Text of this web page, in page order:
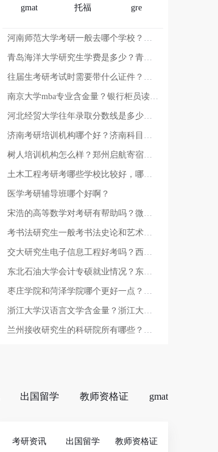
gmat
托福 gre
河南师范大学考研一般去哪个学校？河南师范大学有几个校区及校区地址，哪个校区最好？
青岛海洋大学研究生学费是多少？青岛考研哪个学校容易考上？
往届生考研考试时需要带什么证件？考研报名证件照要求？
南京大学mba专业含金量？银行柜员读非全日制硕士有用吗？
河北经贸大学往年录取分数线是多少？河北经贸大学审计专硕好考吗
济南考研培训机构哪个好？济南科目二考试费用？
树人培训机构怎么样？郑州启航寄宿考研辅导班多少费用？
土木工程考研考哪些学校比较好，哪些学校的土木工程教育质量高？辽宁省土木工程考研学校排名？
医学考研辅导班哪个好啊？
宋浩的高等数学对考研有帮助吗？微积分解题的标准步骤？
考书法研究生一般考书法史论和艺术学理论，我想问一下，书法史论和艺术学理论包括哪些书？
交大研究生电子信息工程好考吗？西安电子科技大学一年招多少研究生？
东北石油大学会计专硕就业情况？东北石油大学研究生认可度？
枣庄学院和菏泽学院哪个更好一点？枣庄学院能在本校考研吗？
浙江大学汉语言文学含金量？浙江大学汉语言文学专业怎么样？
兰州接收研究生的科研院所有哪些？兰州理工大学研究生院怎么样？
出国留学 教师资格证 gmat
考研资讯 出国留学
教师资格证